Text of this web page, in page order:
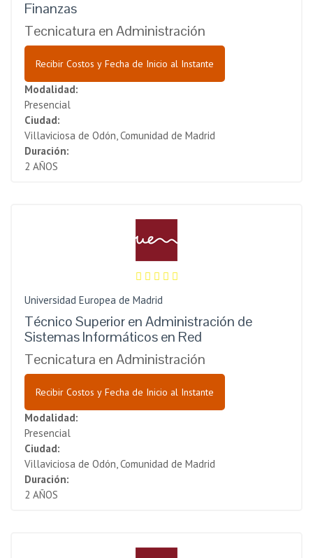
Finanzas
Tecnicatura en Administración
Recibir Costos y Fecha de Inicio al Instante
Modalidad:
Presencial
Ciudad:
Villaviciosa de Odón, Comunidad de Madrid
Duración:
2 AÑOS
Universidad Europea de Madrid
Técnico Superior en Administración de
Sistemas Informáticos en Red
Tecnicatura en Administración
Recibir Costos y Fecha de Inicio al Instante
Modalidad:
Presencial
Ciudad:
Villaviciosa de Odón, Comunidad de Madrid
Duración:
2 AÑOS